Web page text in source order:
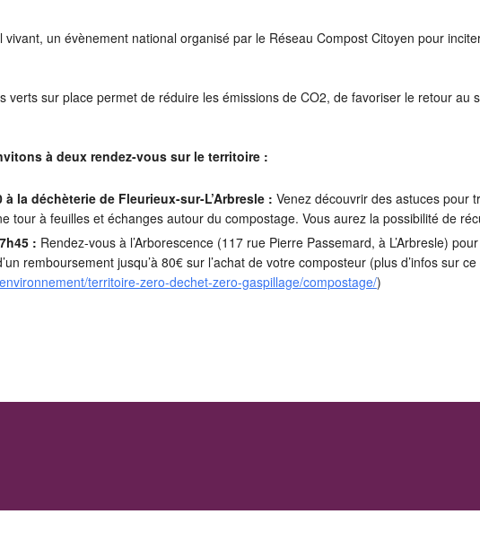
vivant, un évènement national organisé par le Réseau Compost Citoyen pour
verts sur place permet de réduire les émissions de CO2, de favoriser le retour au
à deux rendez-vous sur le territoire :
la déchèterie de Fleurieux-sur-L’Arbresle : Venez découvrir des astuces pour
tour à feuilles et échanges autour du compostage. Vous aurez la possibilité de
: Rendez-vous à l’Arborescence (117 rue Pierre Passemard, à L’Arbresle)
remboursement jusqu’à 80€ sur l’achat de votre composteur (plus d’infos sur
territoire-zero-dechet-zero-gaspillage/compostage/)